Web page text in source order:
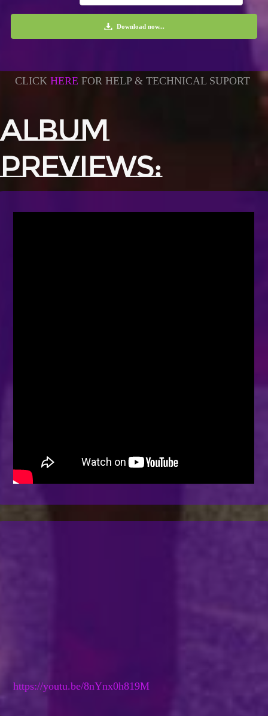
Download now...
CLICK HERE FOR HELP & TECHNICAL SUPORT
ALBUM
PREVIEWS:
https://youtu.be/8nYnx0h819M